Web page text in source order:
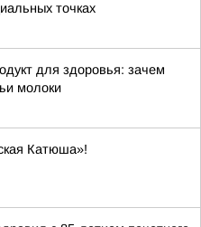
точках
для здоровья: зачем
молоки
Катюша»!